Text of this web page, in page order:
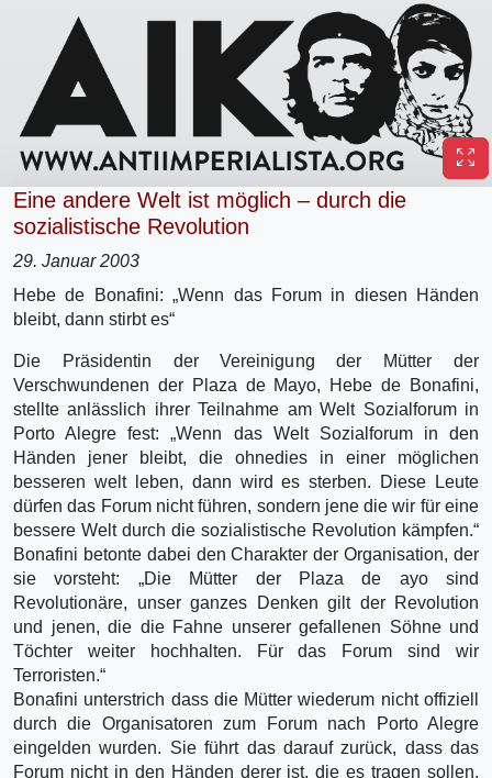
Eine andere Welt ist möglich – durch die
sozialistische Revolution
29. Januar 2003
Hebe de Bonafini: „Wenn das Forum in diesen Händen
bleibt, dann stirbt es“
Die Präsidentin der Vereinigung der Mütter der
Verschwundenen der Plaza de Mayo, Hebe de Bonafini,
stellte anlässlich ihrer Teilnahme am Welt Sozialforum in
Porto Alegre fest: „Wenn das Welt Sozialforum in den
Händen jener bleibt, die ohnedies in einer möglichen
besseren welt leben, dann wird es sterben. Diese Leute
dürfen das Forum nicht führen, sondern jene die wir für eine
bessere Welt durch die sozialistische Revolution kämpfen.“
Bonafini betonte dabei den Charakter der Organisation, der
sie vorsteht: „Die Mütter der Plaza de ayo sind
Revolutionäre, unser ganzes Denken gilt der Revolution
und jenen, die die Fahne unserer gefallenen Söhne und
Töchter weiter hochhalten. Für das Forum sind wir
Terroristen.“
Bonafini unterstrich dass die Mütter wiederum nicht offiziell
durch die Organisatoren zum Forum nach Porto Alegre
eingelden wurden. Sie führt das darauf zurück, dass das
Forum nicht in den Händen derer ist, die es tragen sollen.